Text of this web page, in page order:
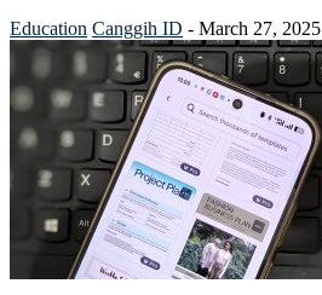
Education Canggih ID - March 27, 2025